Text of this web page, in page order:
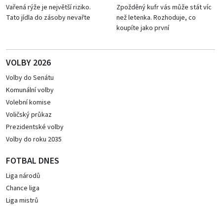
Vařená rýže je největší riziko.
Tato jídla do zásoby nevařte
Zpožděný kufr vás může stát víc
než letenka. Rozhoduje, co
koupíte jako první
VOLBY 2026
Volby do Senátu
Komunální volby
Volební komise
Voličský průkaz
Prezidentské volby
Volby do roku 2035
FOTBAL DNES
Liga národů
Chance liga
Liga mistrů